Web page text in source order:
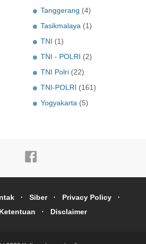
Tanggerang (4)
Tasikmalaya (1)
TNI (1)
TNI - POLRI (2)
TNI Polri (22)
TNI-POLRI (161)
Yogyakarta (5)
Siber
Privacy Policy
Disclaimer